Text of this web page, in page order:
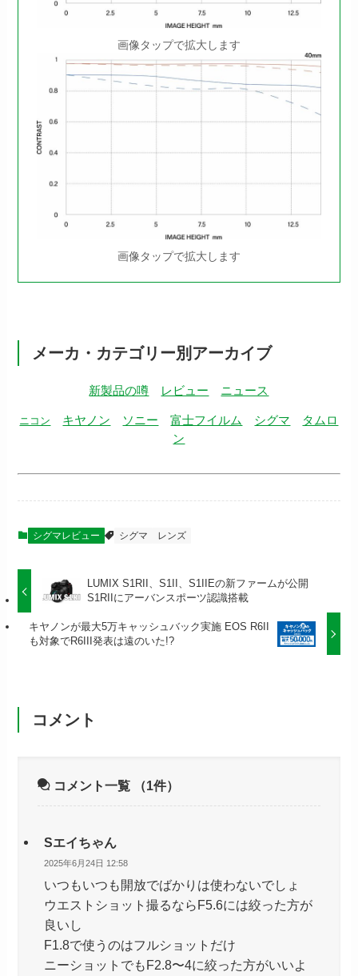
画像タップで拡大します
画像タップで拡大します
メーカ・カテゴリー別アーカイブ
新製品の噂 レビュー ニュース
ニコン キヤノン ソニー 富士フイルム シグマ
タムロ
ン
シグマレビュー シグマ レンズ
LUMIX S1RII、S1II、S1IIEの新ファームが公開
S1RIIにアーバンスポーツ認識搭載
キヤノンが最大5万キャッシュバック実施 EOS R6II
も対象でR6III発表は遠のいた!?
コメント
コメント一覧 （1件）
Sエイちゃん
2025年6月24日 12:58
いつもいつも開放でばかりは使わないでしょ
ウエストショット撮るならF5.6には絞った方が
良いし
F1.8で使うのはフルショットだけ
ニーショットでもF2.8〜4に絞った方がいいよ